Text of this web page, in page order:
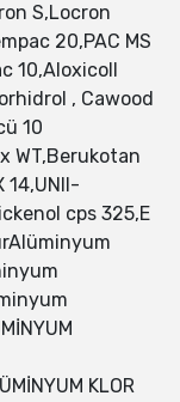
S,Locron
20,PAC MS
10,Aloxicoll
, Cawood
10
WT,Berukotan
14,UNII-
cps 325,E
KLOR